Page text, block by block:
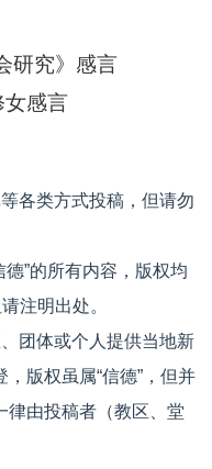
研究》感言
女感言
各类方式投稿，但请勿
”的所有内容，版权均
注明出处。
团体或个人提供当地新
版权虽属“信德”，但并
律由投稿者（教区、堂